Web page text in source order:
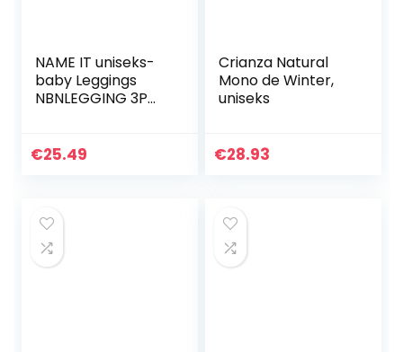
NAME IT uniseks-
baby Leggings
NBNLEGGING 3P
€25.49
Crianza Natural
Mono de Winter,
uniseks
€28.93